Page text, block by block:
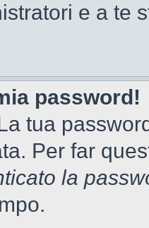
e a te
password!
tua
Per far
la